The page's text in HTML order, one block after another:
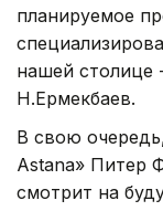
планируемое
нашей столице
Н.Ермекбаев.
В свою
Astana» Питер
смотрит на